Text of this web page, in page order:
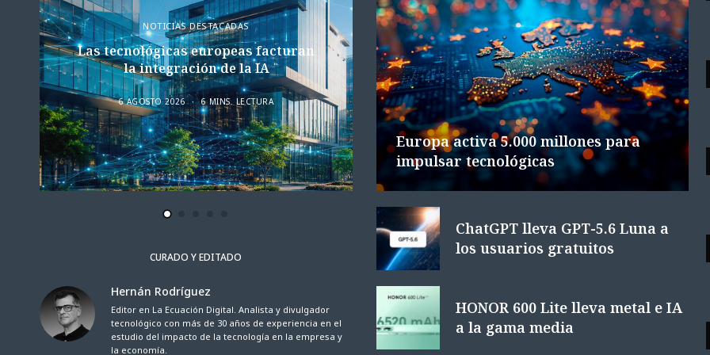
NOTICIAS DESTACADAS
Las tecnológicas europeas facturan
la integración de la IA
6 AGOSTO 2026 6 MINS. LECTURA
ACTUALIDAD
Google DeepMind cambia de mando
en plena carrera de IA
6 AGOSTO 2026 4 MINS. LECTURA
CURADO Y EDITADO
Hernán Rodríguez
Editor en La Ecuación Digital. Analista y divulgador
tecnológico con más de 30 años de experiencia en el
estudio del impacto de la tecnología en la empresa y
la economía.
Europa activa 5.000 millones para
impulsar tecnológicas
ChatGPT lleva GPT-5.6 Luna a
los usuarios gratuitos
HONOR 600 Lite lleva metal e IA
a la gama media